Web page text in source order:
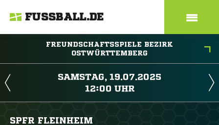
FUSSBALL.DE
FREUNDSCHAFTSSPIELE BEZIRK
OSTWÜRTTEMBERG
 
 
SPFR FLEINHEIM